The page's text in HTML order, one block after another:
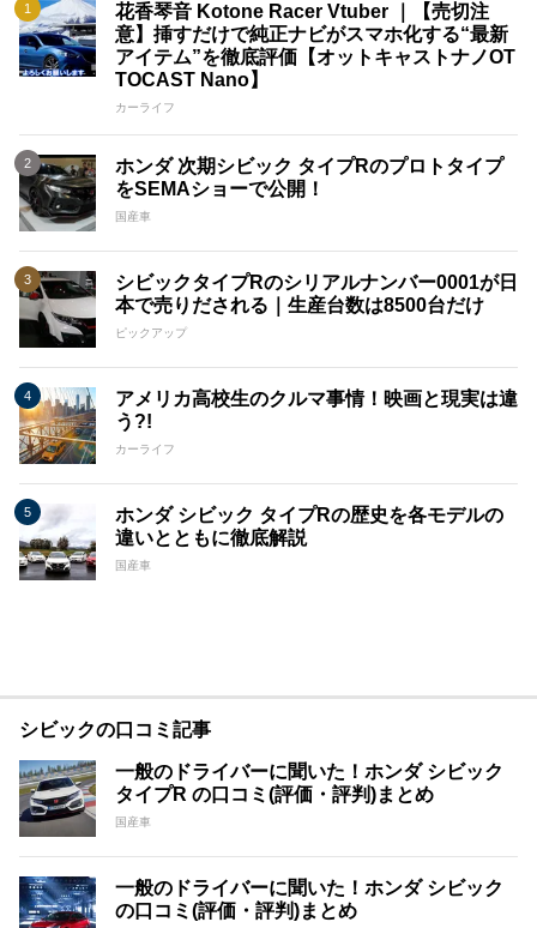
花香琴音 Kotone Racer Vtuber ｜【売切注
意】挿すだけで純正ナビがスマホ化する“最新
アイテム”を徹底評価【オットキャストナノOT
TOCAST Nano】
カーライフ
ホンダ 次期シビック タイプRのプロトタイプ
をSEMAショーで公開！
国産車
シビックタイプRのシリアルナンバー0001が日
本で売りだされる｜生産台数は8500台だけ
ピックアップ
アメリカ高校生のクルマ事情！映画と現実は違
う?!
カーライフ
ホンダ シビック タイプRの歴史を各モデルの
違いとともに徹底解説
国産車
シビックの口コミ記事
一般のドライバーに聞いた！ホンダ シビック
タイプR の口コミ(評価・評判)まとめ
国産車
一般のドライバーに聞いた！ホンダ シビック
の口コミ(評価・評判)まとめ